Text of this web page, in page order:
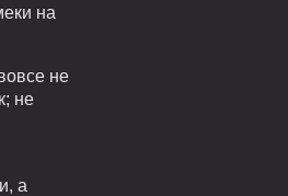
на
не
не
а